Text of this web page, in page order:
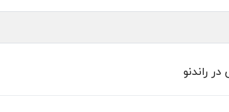
راندنو